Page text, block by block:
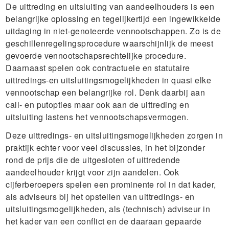
De uittreding en uitsluiting van aandeelhouders is een
belangrijke oplossing en tegelijkertijd een ingewikkelde
uitdaging in niet-genoteerde vennootschappen. Zo is de
geschillenregelingsprocedure waarschijnlijk de meest
gevoerde vennootschapsrechtelijke procedure.
Daarnaast spelen ook contractuele en statutaire
uittredings-en uitsluitingsmogelijkheden in quasi elke
vennootschap een belangrijke rol. Denk daarbij aan
call- en putopties maar ook aan de uittreding en
uitsluiting lastens het vennootschapsvermogen.
Deze uittredings- en uitsluitingsmogelijkheden zorgen in
praktijk echter voor veel discussies, in het bijzonder
rond de prijs die de uitgesloten of uittredende
aandeelhouder krijgt voor zijn aandelen. Ook
cijferberoepers spelen een prominente rol in dat kader,
als adviseurs bij het opstellen van uittredings- en
uitsluitingsmogelijkheden, als (technisch) adviseur in
het kader van een conflict en de daaraan gepaarde